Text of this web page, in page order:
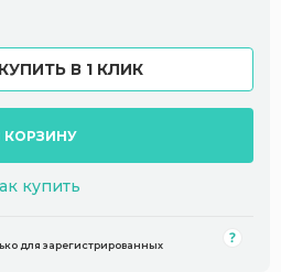
КУПИТЬ В 1 КЛИК
КОРЗИНУ
купить
для зарегистрированных